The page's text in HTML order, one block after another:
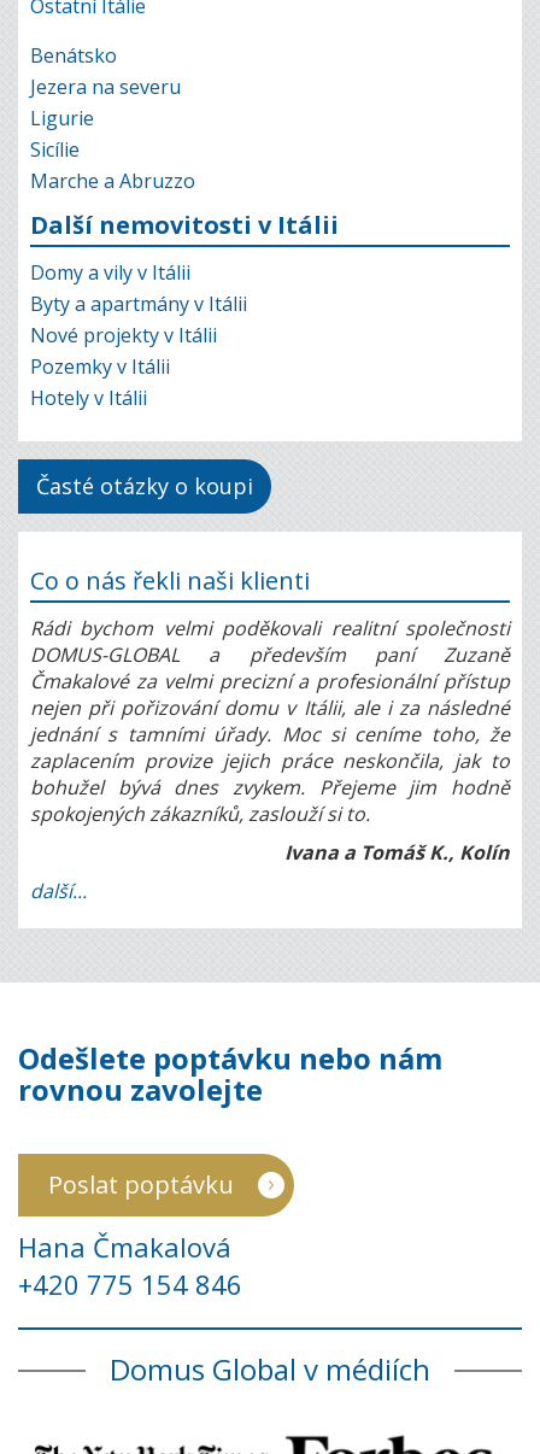
Ostatní Itálie
Benátsko
Jezera na severu
Ligurie
Sicílie
Marche a Abruzzo
Další nemovitosti v Itálii
Domy a vily v Itálii
Byty a apartmány v Itálii
Nové projekty v Itálii
Pozemky v Itálii
Hotely v Itálii
Časté otázky o koupi
Co o nás řekli naši klienti
Rádi bychom velmi poděkovali realitní společnosti
DOMUS-GLOBAL a především paní Zuzaně
Čmakalové za velmi precizní a profesionální přístup
nejen při pořizování domu v Itálii, ale i za následné
jednání s tamními úřady. Moc si ceníme toho, že
zaplacením provize jejich práce neskončila, jak to
bohužel bývá dnes zvykem. Přejeme jim hodně
spokojených zákazníků, zaslouží si to.
Ivana a Tomáš K., Kolín
další...
Odešlete poptávku nebo nám
rovnou zavolejte
Poslat poptávku
Hana Čmakalová
+420 775 154 846
Domus Global v médiích